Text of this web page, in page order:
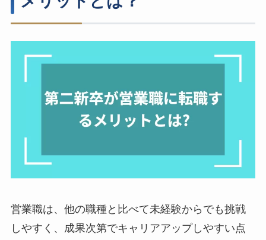
営業職は、他の職種と比べて未経験からでも挑戦
しやすく、成果次第でキャリアアップしやすい点